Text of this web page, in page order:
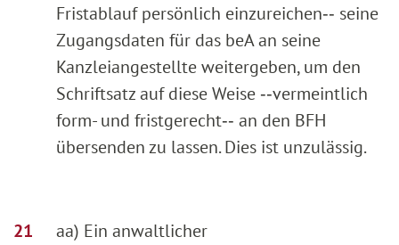
Fristablauf persönlich einzureichen‑‑ seine
Zugangsdaten für das beA an seine
Kanzleiangestellte weitergeben, um den
Schriftsatz auf diese Weise ‑‑vermeintlich
form- und fristgerecht‑‑ an den BFH
übersenden zu lassen. Dies ist unzulässig.
aa) Ein anwaltlicher